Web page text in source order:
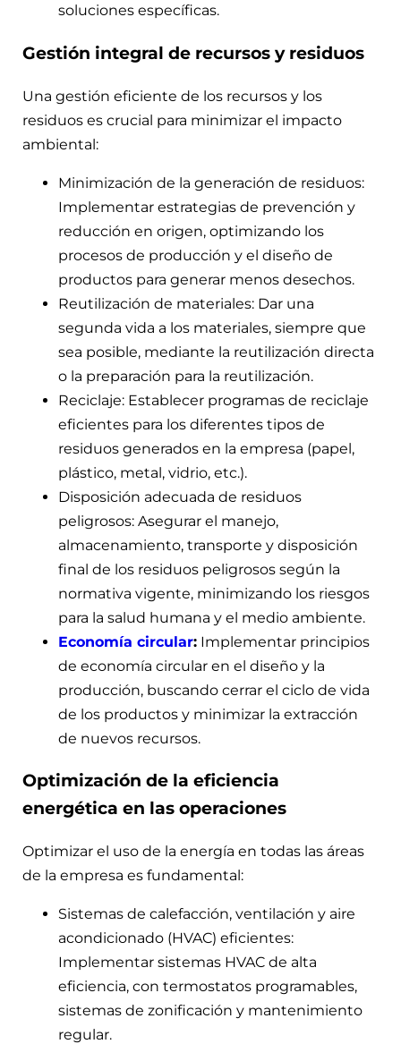
soluciones específicas.
Gestión integral de recursos y residuos
Una gestión eficiente de los recursos y los
residuos es crucial para minimizar el impacto
ambiental:
Minimización de la generación de residuos:
Implementar estrategias de prevención y
reducción en origen, optimizando los
procesos de producción y el diseño de
productos para generar menos desechos.
Reutilización de materiales: Dar una
segunda vida a los materiales, siempre que
sea posible, mediante la reutilización directa
o la preparación para la reutilización.
Reciclaje: Establecer programas de reciclaje
eficientes para los diferentes tipos de
residuos generados en la empresa (papel,
plástico, metal, vidrio, etc.).
Disposición adecuada de residuos
peligrosos: Asegurar el manejo,
almacenamiento, transporte y disposición
final de los residuos peligrosos según la
normativa vigente, minimizando los riesgos
para la salud humana y el medio ambiente.
Economía circular: Implementar principios
de economía circular en el diseño y la
producción, buscando cerrar el ciclo de vida
de los productos y minimizar la extracción
de nuevos recursos.
Optimización de la eficiencia
energética en las operaciones
Optimizar el uso de la energía en todas las áreas
de la empresa es fundamental:
Sistemas de calefacción, ventilación y aire
acondicionado (HVAC) eficientes:
Implementar sistemas HVAC de alta
eficiencia, con termostatos programables,
sistemas de zonificación y mantenimiento
regular.